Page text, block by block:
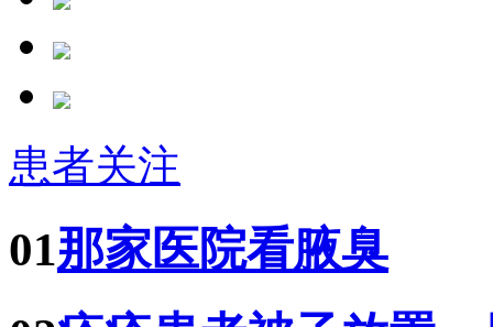
患者关注
01那家医院看腋臭